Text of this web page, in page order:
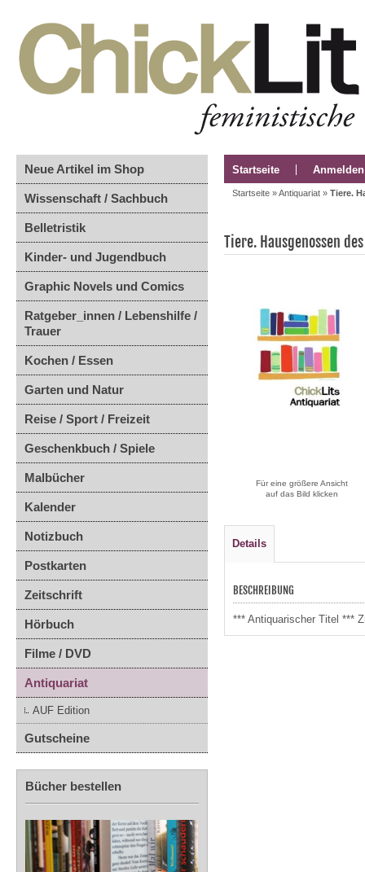
Neue Artikel im Shop
Wissenschaft / Sachbuch
Belletristik
Kinder- und Jugendbuch
Graphic Novels und Comics
Ratgeber_innen / Lebenshilfe /
Trauer
Kochen / Essen
Garten und Natur
Reise / Sport / Freizeit
Geschenkbuch / Spiele
Malbücher
Kalender
Notizbuch
Postkarten
Zeitschrift
Hörbuch
Filme / DVD
Antiquariat
AUF Edition
Gutscheine
Bücher bestellen
Startseite Anmelden
Startseite »Antiquariat » Tiere.
Tiere. Hausgenossen
Für eine größere Ansicht
auf das Bild klicken
Details
BESCHREIBUNG
*** Antiquarischer Titel ***